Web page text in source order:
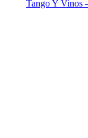
Tango Y Vinos